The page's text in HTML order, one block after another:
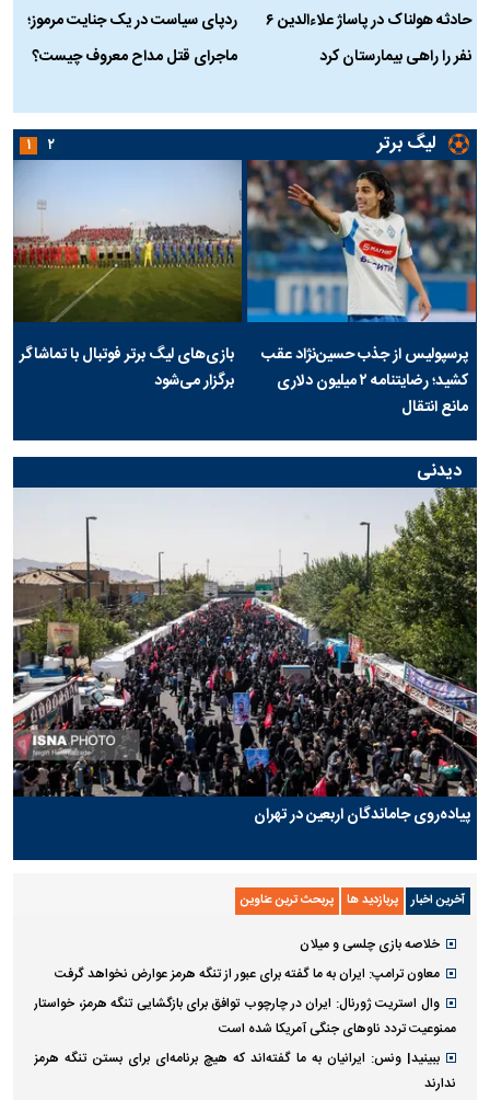
حادثه هولناک در پاساژ علاءالدین ۶
نفر را راهی بیمارستان کرد
ردپای سیاست در یک جنایت مرموز؛
ماجرای قتل مداح معروف چیست؟
لیگ برتر
پرسپولیس از جذب حسین‌نژاد عقب
کشید؛ رضایتنامه ۲ میلیون دلاری
مانع انتقال
بازی‌های لیگ برتر فوتبال با تماشاگر
برگزار می‌شود
۱ ۲
دیدنی
پیاده‌روی جاماندگان اربعین در تهران
آخرین اخبار پربازدید ها پربحث ترین عناوین
خلاصه بازی چلسی و میلان
معاون ترامپ: ایران به ما گفته برای عبور از تنگه هرمز عوارض نخواهد گرفت
وال استریت ژورنال: ایران در چارچوب توافق برای بازگشایی تنگه هرمز، خواستار
ممنوعیت تردد ناو‌های جنگی آمریکا شده است
ببینید| ونس: ایرانیان به ما گفته‌اند که هیچ برنامه‌ای برای بستن تنگه هرمز
ندارند